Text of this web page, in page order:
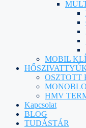
MOBIL
OSZTOTT
HMV
Kapcsolat
BLOG
TUDÁSTÁR